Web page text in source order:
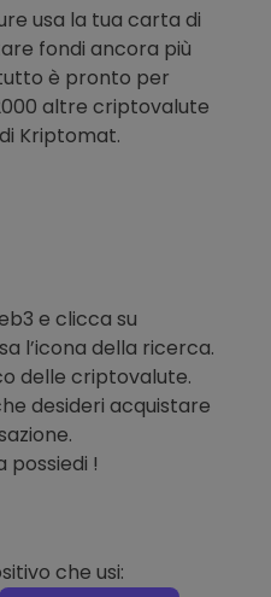
usa la tua carta di
fondi ancora più
è pronto per
altre criptovalute
Kriptomat.
e clicca su
l’icona della ricerca.
delle criptovalute.
desideri acquistare
possiedi !
che usi: